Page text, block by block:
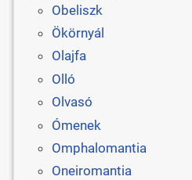
Obeliszk
Ökörnyál
Olajfa
Olló
Olvasó
Ómenek
Omphalomantia
Oneiromantia